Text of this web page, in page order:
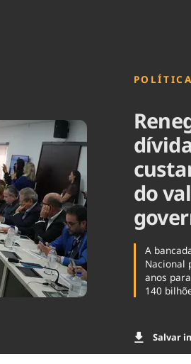
POLÍTICA
do
A
Nacional
anos
140
Salvar